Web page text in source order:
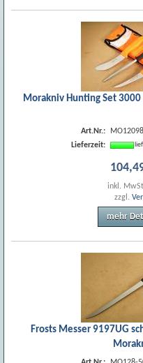
Morakniv Hunting Set
Art.Nr.:
Lieferzeit:
104,
inkl.
zzgl.
mehr
Frosts Messer 9197UG